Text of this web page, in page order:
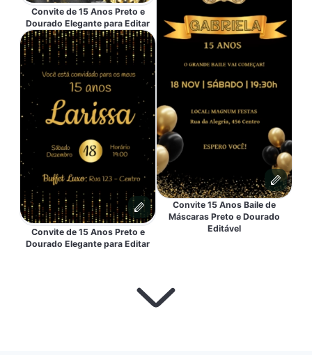
Convite de 15 Anos Preto e
Dourado Elegante para Editar
Convite de 15 Anos Preto e
Dourado Elegante para Editar
Convite 15 Anos Baile de
Máscaras Preto e Dourado
Editável